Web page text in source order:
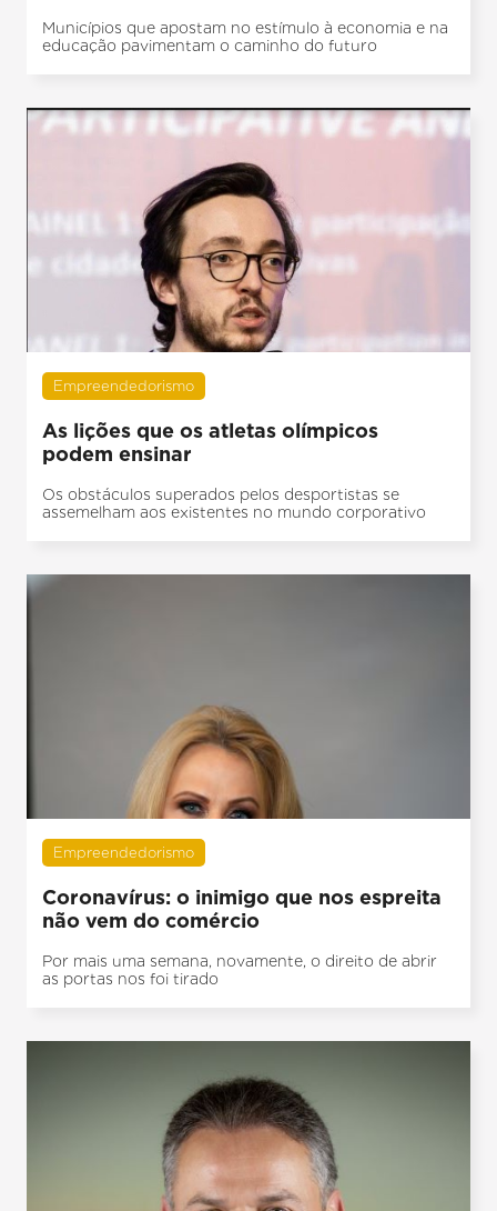
Municípios que apostam no estímulo à economia e na
educação pavimentam o caminho do futuro
Empreendedorismo
As lições que os atletas olímpicos
podem ensinar
Os obstáculos superados pelos desportistas se
assemelham aos existentes no mundo corporativo
Empreendedorismo
Coronavírus: o inimigo que nos espreita
não vem do comércio
Por mais uma semana, novamente, o direito de abrir
as portas nos foi tirado